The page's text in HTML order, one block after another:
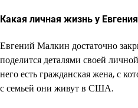
Какая личная жизнь у
Евгений Малкин достаточно
поделится деталями своей
него есть гражданская жена, с
с семьей они живут в США.